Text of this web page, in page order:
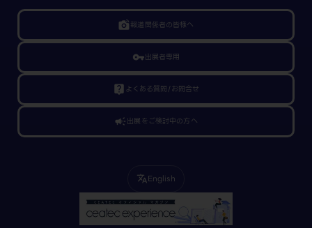
linked_camera報道関係者の皆様へ
vpn_key出展者専用
live_help よくある質問/お問合せ
campaign出展をご検討中の方へ
translateEnglish